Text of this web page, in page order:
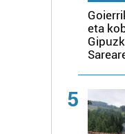
eta
5